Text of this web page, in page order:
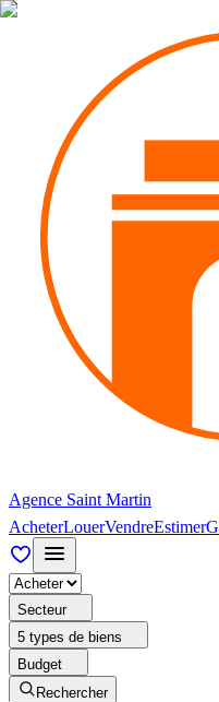
Agence Saint Martin
AcheterLouerVendreEstimer
Secteur
5 types de biens
Budget
Rechercher